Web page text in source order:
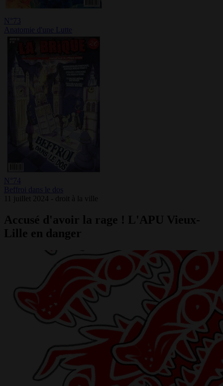
N°73
Anatomie d'une Lutte
N°74
Beffroi dans le dos
11 juillet 2024 - droit à la ville
Accusé d'avoir la rage ! L'APU Vieux-
Lille en danger